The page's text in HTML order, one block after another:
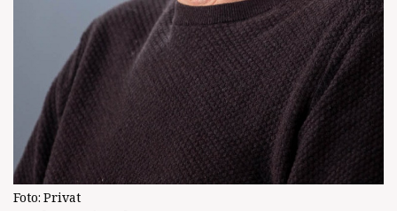
Foto: Privat